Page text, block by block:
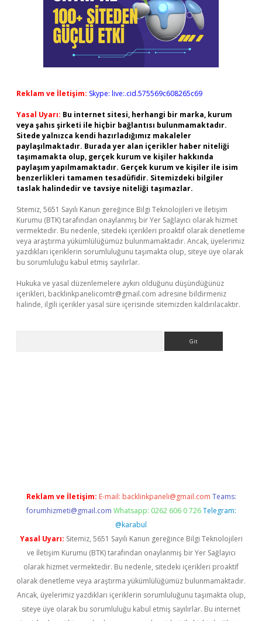
Reklam ve İletişim: Skype: live:.cid.575569c608265c69
Yasal Uyarı: Bu internet sitesi, herhangi bir marka, kurum
veya şahıs şirketi ile hiçbir bağlantısı bulunmamaktadır.
Sitede yalnızca kendi hazırladığımız makaleler
paylaşılmaktadır. Burada yer alan içerikler haber niteliği
taşımamakta olup, gerçek kurum ve kişiler hakkında
paylaşım yapılmamaktadır. Gerçek kurum ve kişiler ile isim
benzerlikleri tamamen tesadüfidir. Sitemizdeki bilgiler
taslak halindedir ve tavsiye niteliği taşımazlar.
Sitemiz, 5651 Sayılı Kanun gereğince Bilgi Teknolojileri ve İletişim
Kurumu (BTK) tarafından onaylanmış bir Yer Sağlayıcı olarak hizmet
vermektedir. Bu nedenle, sitedeki içerikleri proaktif olarak denetleme
veya araştırma yükümlülüğümüz bulunmamaktadır. Ancak, üyelerimiz
yazdıkları içeriklerin sorumluluğunu taşımakta olup, siteye üye olarak
bu sorumluluğu kabul etmiş sayılırlar.
Hukuka ve yasal düzenlemelere aykırı olduğunu düşündüğünüz
içerikleri, backlinkpanelicomtr@gmail.com adresine bildirmeniz
halinde, ilgili içerikler yasal süre içerisinde sitemizden kaldırılacaktır.
Reklam ve İletişim: E-mail: backlinkpaneli@gmail.com Teams:
forumhizmeti@gmail.com Whatsapp: 0262 606 0 726 Telegram:
@karabul
Yasal Uyarı: Sitemiz, 5651 Sayılı Kanun gereğince Bilgi Teknolojileri
ve İletişim Kurumu (BTK) tarafından onaylanmış bir Yer Sağlayıcı
olarak hizmet vermektedir. Bu nedenle, sitedeki içerikleri proaktif
olarak denetleme veya araştırma yükümlülüğümüz bulunmamaktadır.
Ancak, üyelerimiz yazdıkları içeriklerin sorumluluğunu taşımakta olup,
siteye üye olarak bu sorumluluğu kabul etmiş sayılırlar. Bu internet